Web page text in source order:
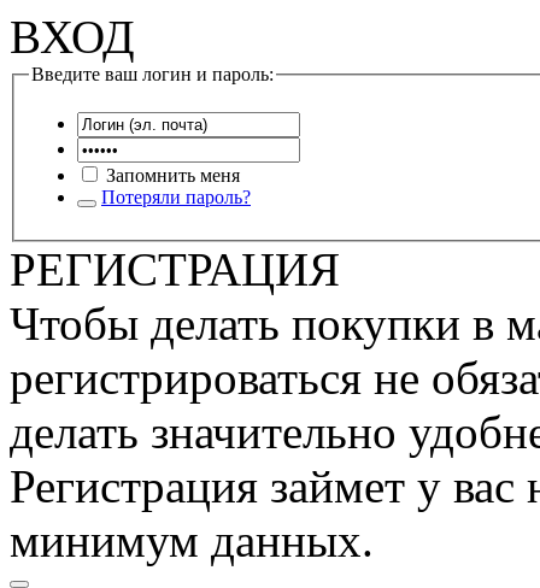
ВХОД
Введите ваш логин и пароль:
Запомнить меня
Потеряли пароль?
РЕГИСТРАЦИЯ
Чтобы делать покупки в
регистрироваться не
делать значительно
Регистрация займет у
минимум данных.